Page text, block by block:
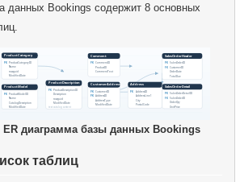
данных Bookings содержит 8 основных
ER диаграмма базы данных Bookings
таблиц